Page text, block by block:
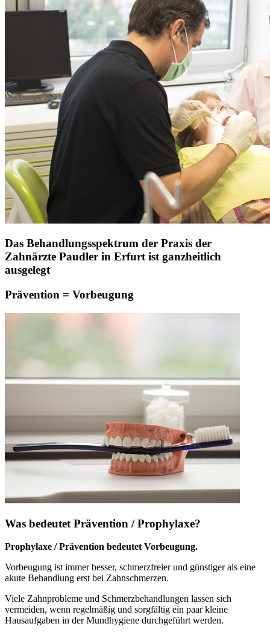
Das Behandlungsspektrum der Praxis der
Zahnärzte Paudler in Erfurt ist ganzheitlich
ausgelegt
Prävention = Vorbeugung
Was bedeutet Prävention / Prophylaxe?
Prophylaxe / Prävention bedeutet Vorbeugung.
Vorbeugung ist immer besser, schmerzfreier und günstiger als eine
akute Behandlung erst bei Zahnschmerzen.
Viele Zahnprobleme und Schmerzbehandlungen lassen sich
vermeiden, wenn regelmäßig und sorgfältig ein paar kleine
Hausaufgaben in der Mundhygiene durchgeführt werden.